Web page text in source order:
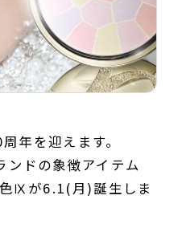
年を迎えます。
ンドの象徴アイテム
Ⅸが6.1(月)誕生しま